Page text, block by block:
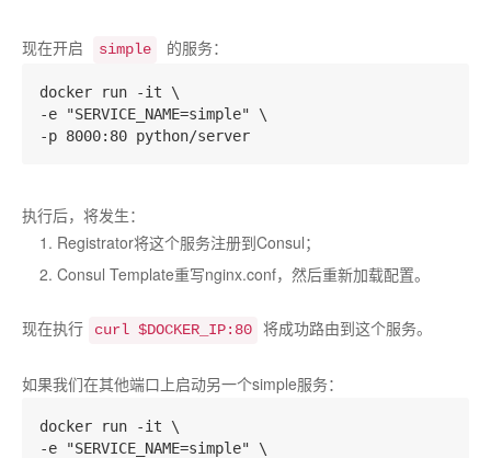
现在开启 simple 的服务：
docker run -it \
-e "SERVICE_NAME=simple" \
执行后，将发生：
Registrator将这个服务注册到Consul；
Consul Template重写nginx.conf，然后重新加载配置。
现在执行 curl $DOCKER_IP:80 将成功路由到这个服务。
如果我们在其他端口上启动另一个simple服务：
docker run -it \
-e "SERVICE_NAME=simple" \